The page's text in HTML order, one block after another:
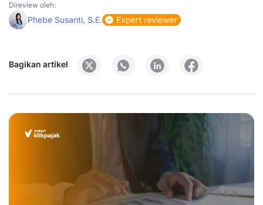
Direview oleh:
Phebe Susanti, S.E.
Bagikan artikel